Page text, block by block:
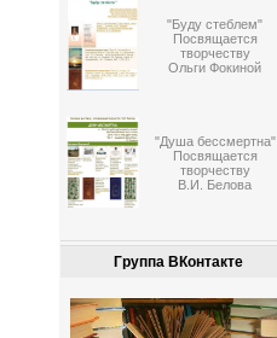
"Буду стеблем"
Посвящается
творчеству
Ольги Фокиной
"Душа бессмертна"
Посвящается
творчеству
В.И. Белова
Группа ВКонтакте